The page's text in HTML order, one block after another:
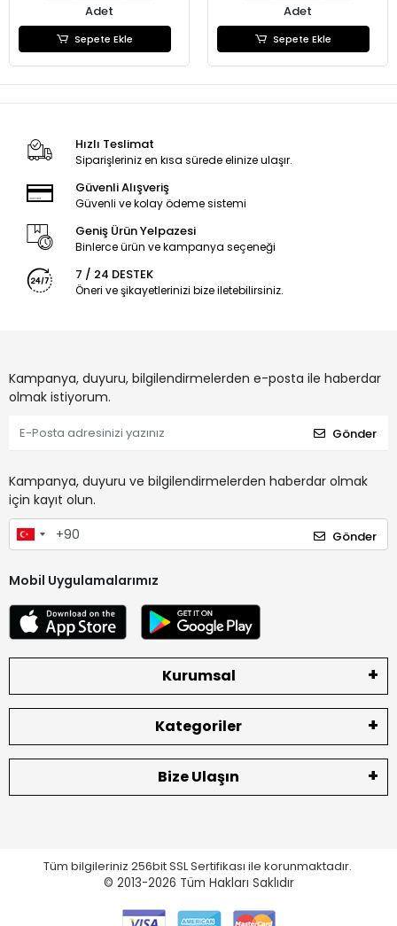
Adet
Sepete Ekle
Adet
Sepete Ekle
Hızlı Teslimat
Siparişleriniz en kısa sürede elinize ulaşır.
Güvenli Alışveriş
Güvenli ve kolay ödeme sistemi
Geniş Ürün Yelpazesi
Binlerce ürün ve kampanya seçeneği
7 / 24 DESTEK
Öneri ve şikayetlerinizi bize iletebilirsiniz.
Kampanya, duyuru, bilgilendirmelerden e-posta ile haberdar
olmak istiyorum.
Gönder
Kampanya, duyuru ve bilgilendirmelerden haberdar olmak
için kayıt olun.
Gönder
Mobil Uygulamalarımız
Kurumsal
Kategoriler
Bize Ulaşın
Tüm bilgileriniz 256bit SSL Sertifikası ile korunmaktadır.
© 2013-2026 Tüm Hakları Saklıdır